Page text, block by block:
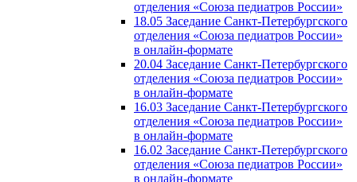
отделения «Союза педиатров России»
18.05 Заседание Санкт-Петербургского
отделения «Союза педиатров России»
в онлайн-формате
20.04 Заседание Санкт-Петербургского
отделения «Союза педиатров России»
в онлайн-формате
16.03 Заседание Санкт-Петербургского
отделения «Союза педиатров России»
в онлайн-формате
16.02 Заседание Санкт-Петербургского
отделения «Союза педиатров России»
в онлайн-формате